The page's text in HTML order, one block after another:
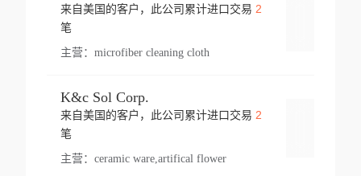
来自美国的客户，此公司累计进口交易 2
笔
主营： microfiber cleaning cloth
K&c Sol Corp.
来自美国的客户，此公司累计进口交易 2
笔
主营： ceramic ware,artifical flower